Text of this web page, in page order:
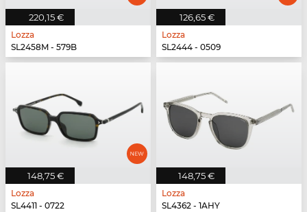
220,15 €
Lozza
SL2458M - 579B
126,65 €
Lozza
SL2444 - 0509
148,75 €
Lozza
SL4411 - 0722
148,75 €
Lozza
SL4362 - 1AHY